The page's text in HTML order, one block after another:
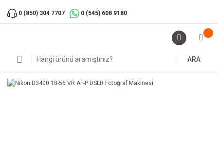
0 (850) 304 7707 0 (545) 608 9180
ARA